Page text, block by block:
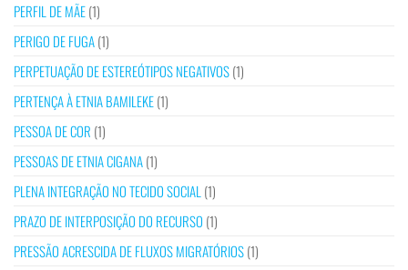
PERFIL DE MÃE(1)
PERIGO DE FUGA(1)
PERPETUAÇÃO DE ESTEREÓTIPOS NEGATIVOS(1)
PERTENÇA À ETNIA BAMILEKE(1)
PESSOA DE COR (1)
PESSOAS DE ETNIA CIGANA(1)
PLENA INTEGRAÇÃO NO TECIDO SOCIAL (1)
PRAZO DE INTERPOSIÇÃO DO RECURSO (1)
PRESSÃO ACRESCIDA DE FLUXOS MIGRATÓRIOS(1)